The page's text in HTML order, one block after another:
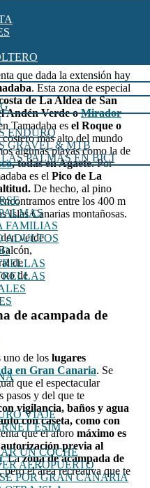
ENDURO
GRAVEL & MTB
PALMAS EN BICI
FAMILIAS
ADULTOS
VIAJE
ESIM
UN COCHE
AEROPUERTO
POR GRAN CANARIA
de interés
que dada la extensión hay
. Esta zona de especial
de La Aldea de San
Andén Verde oMirador
Tamadaba es el Roque o
más alto del mundo
algunas playas como la de
, todas en Agaete. Por
es el Pico de La
De hecho, al pino
entre los 400 m
Islas Canarias montañosas.
de
de
de acampada de
uno de los lugares
en Gran Canaria. Se
que el espectacular
pasos y del que te
vigilancia, baños y agua
con caseta, como con
que el aforo máximo es
previa al
. Lazona de acampada de
, pero el área recreativa que te